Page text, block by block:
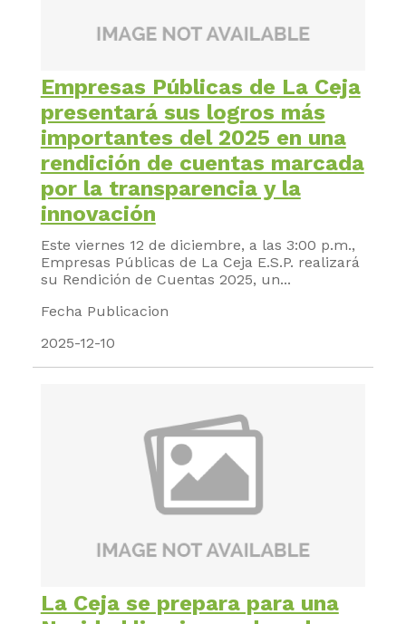
Empresas Públicas de La Ceja
presentará sus logros más
importantes del 2025 en una
rendición de cuentas marcada
por la transparencia y la
innovación
Este viernes 12 de diciembre, a las 3:00 p.m.,
Empresas Públicas de La Ceja E.S.P. realizará
su Rendición de Cuentas 2025, un...
Fecha Publicacion
2025-12-10
La Ceja se prepara para una